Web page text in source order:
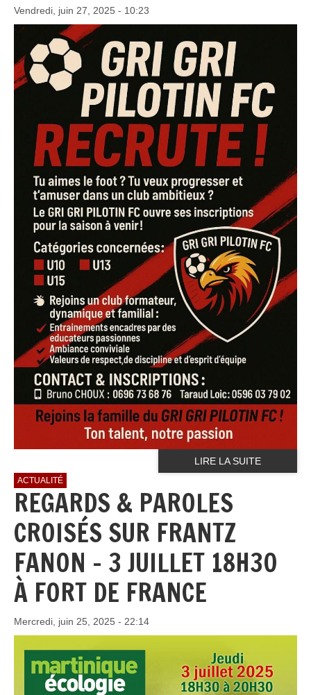
Vendredi, juin 27, 2025 - 10:23
LIRE LA SUITE
ACTUALITÉ
REGARDS & PAROLES
CROISÉS SUR FRANTZ
FANON - 3 JUILLET 18H30
À FORT DE FRANCE
Mercredi, juin 25, 2025 - 22:14